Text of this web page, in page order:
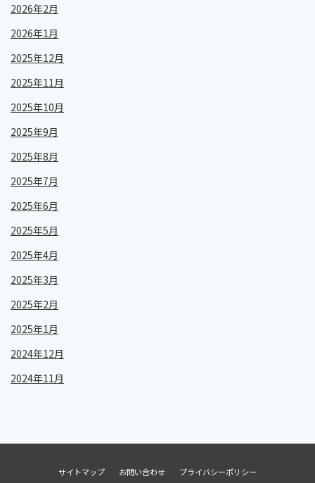
2026年2月
2026年1月
2025年12月
2025年11月
2025年10月
2025年9月
2025年8月
2025年7月
2025年6月
2025年5月
2025年4月
2025年3月
2025年2月
2025年1月
2024年12月
2024年11月
サイトマップ お問い合わせ プライバシーポリシー